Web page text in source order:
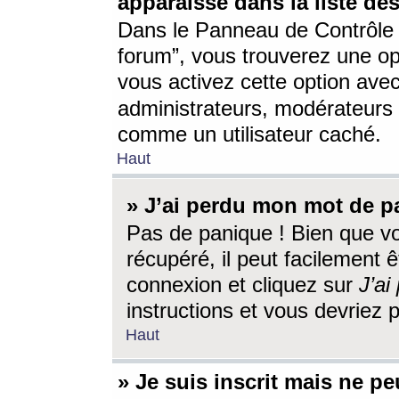
Dans le Panneau de
forum”, vous trouverez une
vous activez cette option
administrateurs,
comme un utilisateur caché.
Haut
» J’ai perdu mon mot de
Pas de panique ! Bien que
récupéré, il peut facilement
connexion et cliquez sur
instructions et vous devriez
Haut
» Je suis inscrit mais ne